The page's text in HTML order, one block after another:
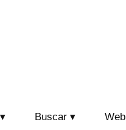
Buscar Web